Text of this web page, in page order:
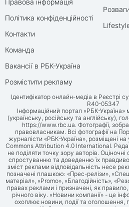
Правова інформація
Політика конфіденційності
Контакти
Команда
Вакансії в РБК-Україна
Розмістити рекламу
Ідентифікатор онлайн-медіа в Реєстрі
R40-05347
Інформаційний портал «РБК-
(українську, російську та англійську),
https://www.rbc.ua. Фотографії,
правовласникам. Всі фотографії на
журналісти «РБК-Україна», розміщені на
Commons Attribution 4.0 International.
не поділяти точку зору авторів.
спростуванню та доведенню їх
зміст реклами відповідальність несе
позначені плашкою: «Прес-релізи»,
матеріал», «Promo», «Благодійність»,
правах реклами і призначені, як правило,
річного віку. «Новини компанії» - це
охоплює новини, події та оголошення,